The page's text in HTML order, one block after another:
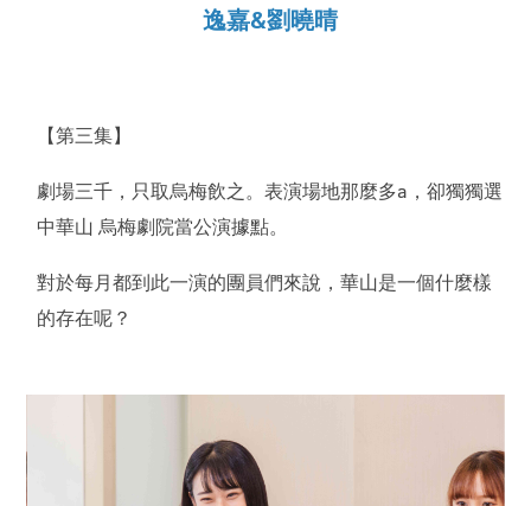
逸嘉&劉曉晴
【第三集】
劇場三千，只取烏梅飲之。表演場地那麼多a，卻獨獨選
中華山 烏梅劇院當公演據點。
對於每月都到此一演的團員們來說，華山是一個什麼樣
的存在呢？